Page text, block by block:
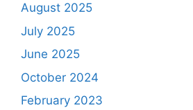
August 2025
July 2025
June 2025
October 2024
February 2023